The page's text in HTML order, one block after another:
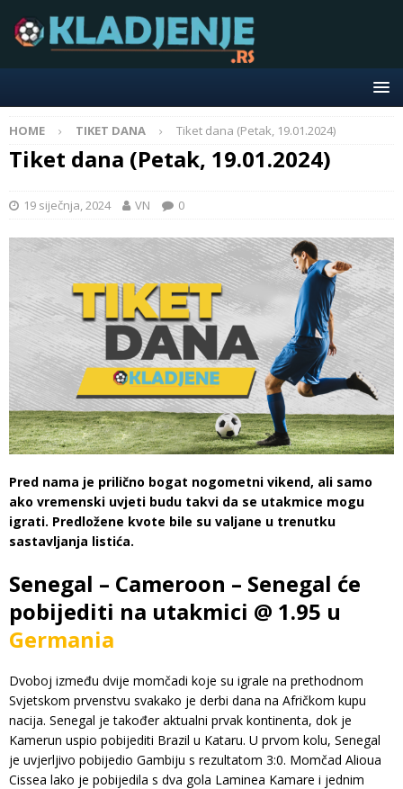
HOME TIKET DANA Tiket dana (Petak, 19.01.2024)
Tiket dana (Petak, 19.01.2024)
19 siječnja, 2024 VN 0
Pred nama je prilično bogat nogometni vikend, ali samo
ako vremenski uvjeti budu takvi da se utakmice mogu
igrati. Predložene kvote bile su valjane u trenutku
sastavljanja listića.
Senegal – Cameroon – Senegal će
pobijediti na utakmici @ 1.95 u
Germania
Dvoboj između dvije momčadi koje su igrale na prethodnom
Svjetskom prvenstvu svakako je derbi dana na Afričkom kupu
nacija. Senegal je također aktualni prvak kontinenta, dok je
Kamerun uspio pobijediti Brazil u Kataru. U prvom kolu, Senegal
je uvjerljivo pobijedio Gambiju s rezultatom 3:0. Momčad Alioua
Cissea lako je pobijedila s dva gola Laminea Kamare i jednim